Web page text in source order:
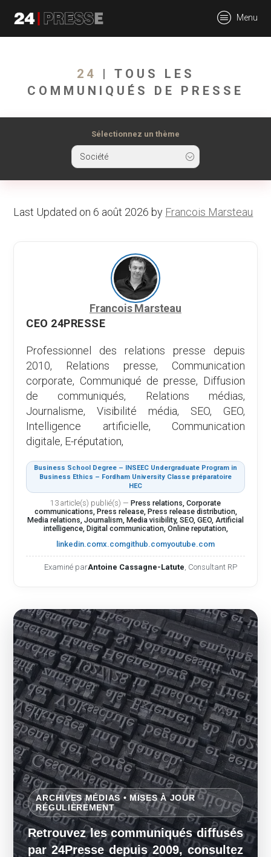
presse
Menu
24
| TOUS LES
COMMUNIQUÉS DE PRESSE
Sélectionnez un thème
Société
Last Updated on 6 août 2026 by Francois Marsteau
Francois Marsteau
CEO 24PRESSE
Professionnel des relations presse depuis
2010, Relations presse, Communication
corporate, Communiqué de presse, Diffusion
de communiqués, Relations médias,
Journalisme, Visibilité média, SEO, GEO,
Intelligence artificielle, Communication
digitale, E-réputation,
Business School Degree – INSEEC Undergraduate Program in
Business Ethics – Fordham University Classe préparatoire
HEC
13 article(s) publié(s) — Press relations, Corporate
communications, Press release, Press release distribution,
Media relations, Journalism, Media visibility, SEO, GEO, Artificial
intelligence, Digital communication, Online reputation,
linkedin.comx.comgithub.comyoutube.com
Examiné parAntoine Cassagne-Latute, Consultant RP
ARCHIVES MÉDIAS • MISES À JOUR
RÉGULIÈREMENT
Retrouvez les communiqués diffusés
par 24Presse depuis 2009, consultez